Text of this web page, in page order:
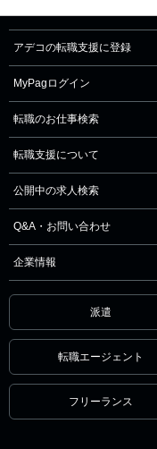
アデコの転職支援に登録
MyPagログイン
転職のお仕事検索
転職支援について
公開中の求人検索
Q&A・お問い合わせ
企業情報
派遣
転職エージェント
フリーランス